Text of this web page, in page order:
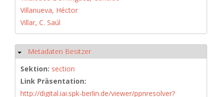
Villanueva, Héctor
Villar, C. Saúl
Hide
Metadaten Besitzer
Sektion: section
Link Präsentation:
http://digital.iai.spk-berlin.de/viewer/ppnresolver?